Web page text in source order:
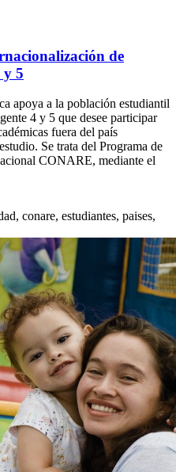
de
y 5
apoya a la población estudiantil
4 y 5 que desee participar
fuera del país
Se trata del Programa de
CONARE, mediante el
conare, estudiantes, paises,